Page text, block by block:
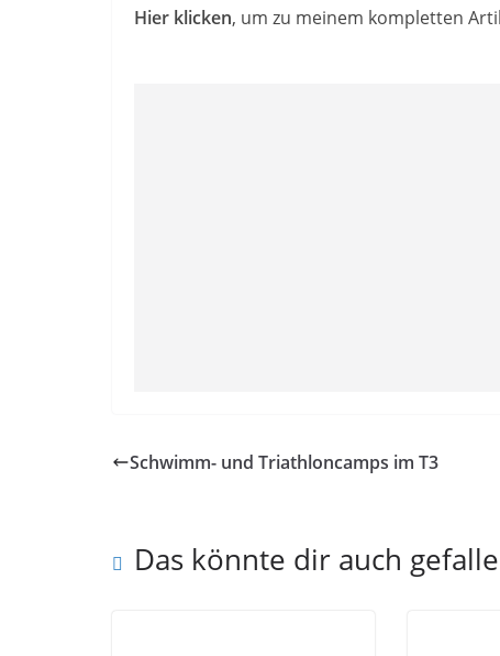
Hier klicken, um zu meinem kompletten
Schwimm- und Triathloncamps im T3
Das könnte dir auch